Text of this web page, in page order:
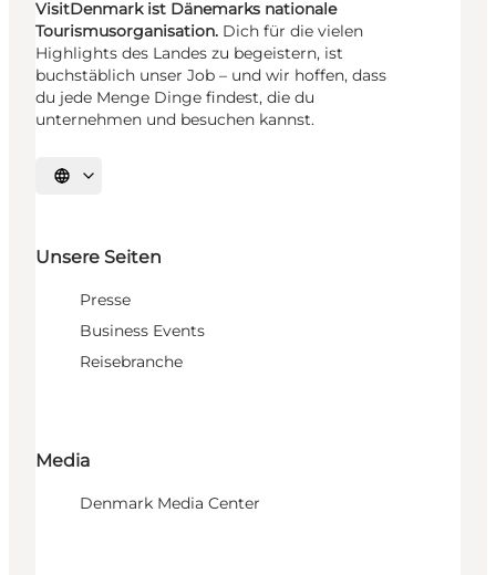
VisitDenmark ist Dänemarks nationale
Tourismusorganisation. Dich für die vielen
Highlights des Landes zu begeistern, ist
buchstäblich unser Job – und wir hoffen, dass
du jede Menge Dinge findest, die du
unternehmen und besuchen kannst.
Sprache auswählen
Unsere Seiten
Presse
Business Events
Reisebranche
Media
Denmark Media Center